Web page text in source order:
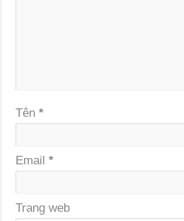
Tên*
Email*
Trang web